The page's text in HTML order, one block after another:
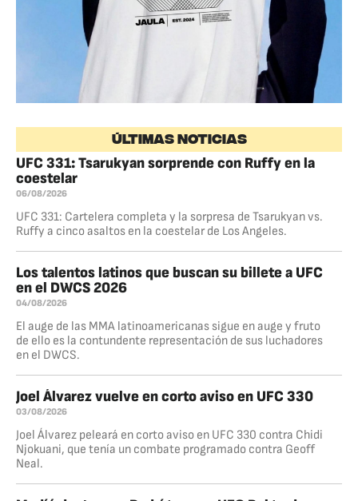
ÚLTIMAS NOTICIAS
UFC 331: Tsarukyan sorprende con Ruffy en la
coestelar
06/08/2026
UFC 331: Cartelera completa y la sorpresa de Tsarukyan vs.
Ruffy a cinco asaltos en la coestelar de Los Angeles.
Los talentos latinos que buscan su billete a UFC
en el DWCS 2026
04/08/2026
El auge de las MMA latinoamericanas sigue en auge y fruto
de ello es la contundente representación de sus luchadores
en el DWCS.
Joel Álvarez vuelve en corto aviso en UFC 330
03/08/2026
Joel Álvarez peleará en corto aviso en UFC 330 contra Chidi
Njokuani, que tenía un combate programado contra Geoff
Neal.